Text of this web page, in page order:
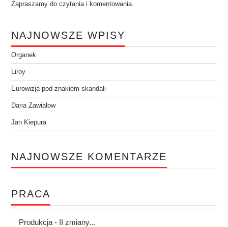
Zapraszamy do czytania i komentowania.
NAJNOWSZE WPISY
Organek
Liroy
Eurowizja pod znakiem skandali
Daria Zawiałow
Jan Kiepura
NAJNOWSZE KOMENTARZE
PRACA
Produkcja - II zmiany...